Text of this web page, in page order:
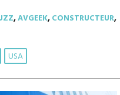
,AVGEEK,CONSTRUCTEUR,
USA